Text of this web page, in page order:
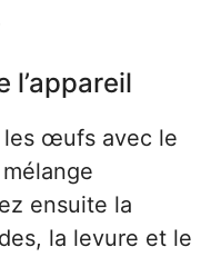
l’appareil
les œufs avec le
ensuite la
la levure et le